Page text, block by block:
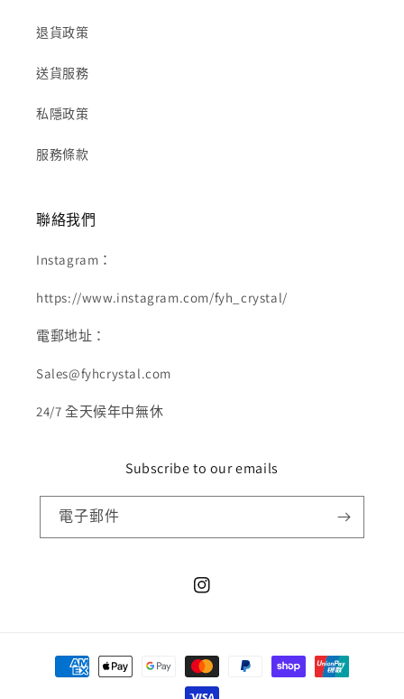
退貨政策
送貨服務
私隱政策
服務條款
聯絡我們
Instagram：
https://www.instagram.com/fyh_crystal/
電郵地址：
Sales@fyhcrystal.com
24/7 全天候年中無休
Subscribe to our emails
電子郵件
Instagram